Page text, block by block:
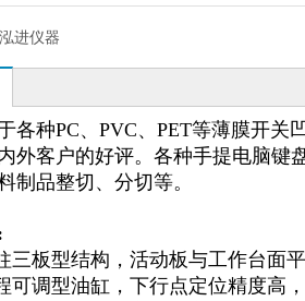
泓进仪器
各种PC、PVC、PET等薄膜开
外客户的好评。各种手提电脑键
制品整切、分切等。
三板型结构，活动板与工作台面
可调型油缸，下行点定位精度高